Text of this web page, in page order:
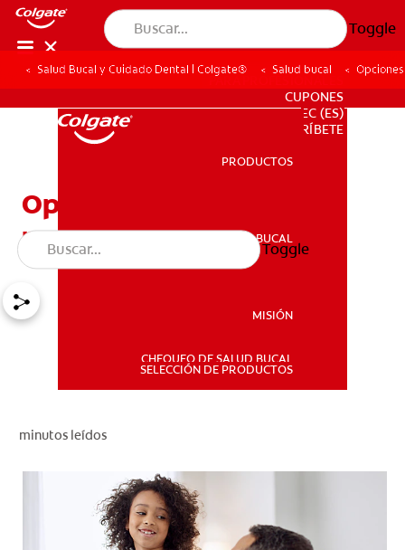
Toggle
SALUD BUCAL
PARA PROFESIONALES
PARA PROFESIONALES
CUPONES
EC (ES)
SUSCRÍBETE
PRODUCTOS
SALUD BUCAL
MISIÓN
CHEQUEO DE SALUD BUCAL
SELECCIÓN DE PRODUCTOS
Toggle
Salud Bucal y Cuidado Dental | Colgate® Salud bucal
Opciones de tratamiento
para los dientes salidos
minutos leídos